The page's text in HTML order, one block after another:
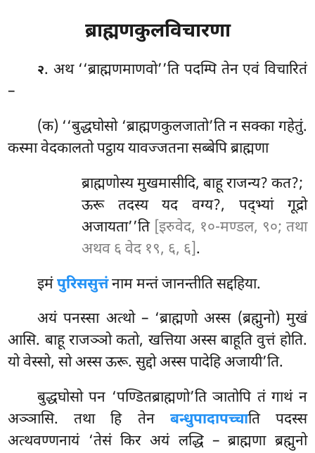
ब्राह्मणकुलविचारणा
२. अथ ‘‘ब्राह्मणमाणवो’’ति पदम्पि तेन एवं विचारितं
–
(क) ‘‘बुद्धघोसो ‘ब्राह्मणकुलजातो’ति न सक्का गहेतुं.
कस्मा वेदकालतो पट्ठाय यावज्जतना सब्बेपि ब्राह्मणा
ब्राह्मणोस्य मुखमासीदि, बाहू राजन्य? कत?;
ऊरू तदस्य यद वग्य?, पद्भ्यां गूद्रो
अजायता’’ति [इरुवेद, १०-मण्डल, ९०; तथा
अथव ६ वेद १९, ६, ६].
इमंपुरिससुत्तंनाम मन्तं जानन्तीति सद्दहिया.
अयं पनस्सा अत्थो – ‘ब्राह्मणो अस्स (ब्रह्मुनो) मुखं
आसि. बाहू राजञ्ञो कतो, खत्तिया अस्स बाहूति वुत्तं होति.
यो वेस्सो, सो अस्स ऊरू. सुद्दो अस्स पादेहि अजायी’ति.
बुद्धघोसो पन ‘पण्डितब्राह्मणो’ति ञातोपि तं गाथं न
अञ्ञासि. तथा हि तेन बन्धुपादापच्चाति पदस्स
अत्थवण्णनायं ‘तेसं किर अयं लद्धि – ब्राह्मणा ब्रह्मुनो